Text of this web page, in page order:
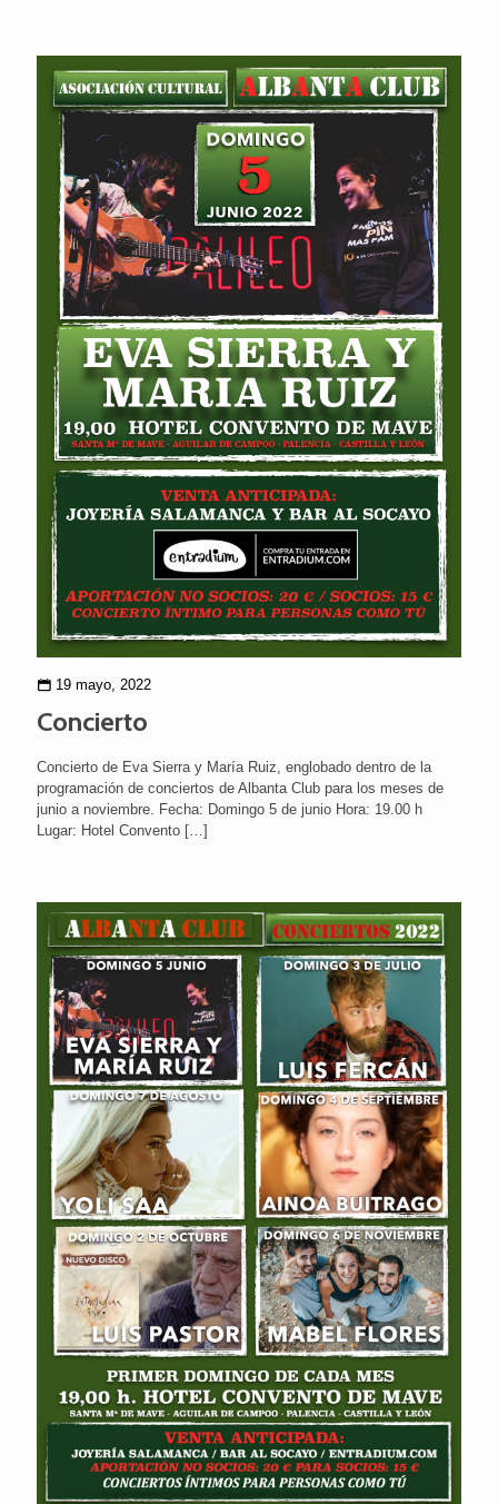
19 mayo, 2022
Concierto
Concierto de Eva Sierra y María Ruiz, englobado dentro de la
programación de conciertos de Albanta Club para los meses de
junio a noviembre. Fecha: Domingo 5 de junio Hora: 19.00 h
Lugar: Hotel Convento […]